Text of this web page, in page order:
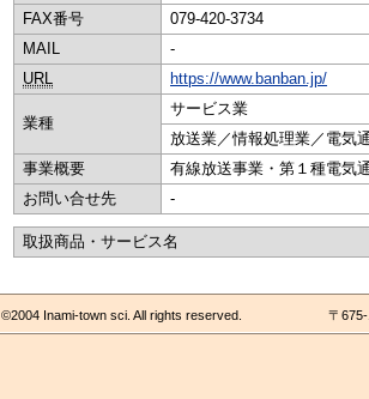
FAX番号
079-420-3734
MAIL
-
URL
https://www.banban.jp/
業種
サービス業
放送業／情報処理業／電気
事業概要
有線放送事業・第１種電気
お問い合せ先
-
取扱商品・サービス名
〒
©2004 Inami-town sci. All rights reserved.